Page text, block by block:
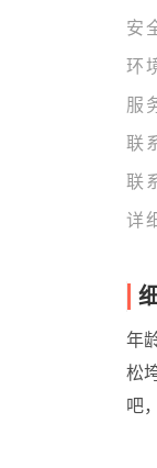
安
环
服
联
联
详
年
松
吧